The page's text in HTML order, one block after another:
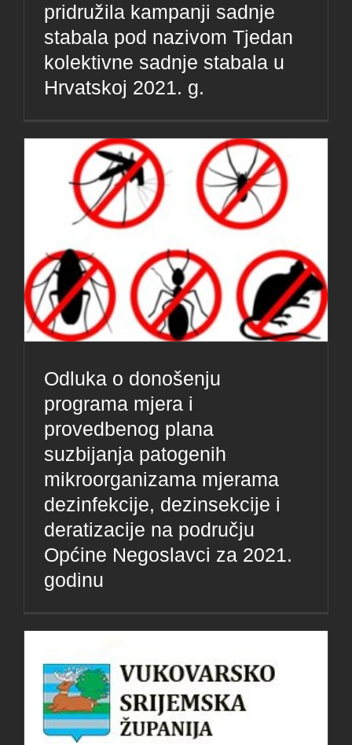
pridružila kampanji sadnje
stabala pod nazivom Tjedan
kolektivne sadnje stabala u
Hrvatskoj 2021. g.
Odluka o donošenju
programa mjera i
provedbenog plana
suzbijanja patogenih
mikroorganizama mjerama
dezinfekcije, dezinsekcije i
deratizacije na području
Općine Negoslavci za 2021.
godinu